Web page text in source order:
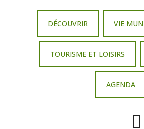
DÉCOUVRIR VIE
TOURISME ET LOISIRS
AGENDA